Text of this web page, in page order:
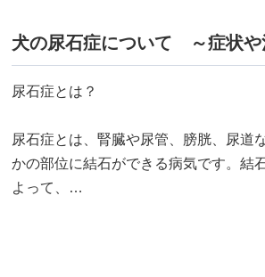
尿石症とは？
尿石症とは、腎臓や尿管、膀胱、尿道
かの部位に結石ができる病気です。結
よって、…